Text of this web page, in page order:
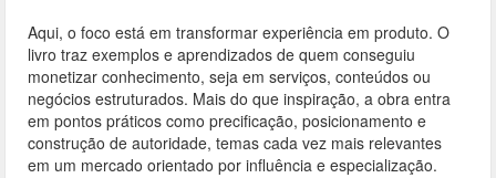
Aqui, o foco está em transformar experiência em produto. O
livro traz exemplos e aprendizados de quem conseguiu
monetizar conhecimento, seja em serviços, conteúdos ou
negócios estruturados. Mais do que inspiração, a obra entra
em pontos práticos como precificação, posicionamento e
construção de autoridade, temas cada vez mais relevantes
em um mercado orientado por influência e especialização.